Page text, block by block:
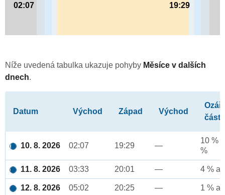
02:07 19:29
Níže uvedená tabulka ukazuje pohyby Měsíce v dalších
dnech.
Datum Východ Západ Východ
část
10. 8. 2026 02:07 19:29 —
10 %
%
11. 8. 2026 03:33 20:01 — 4 %
12. 8. 2026 05:02 20:25 — 1 %